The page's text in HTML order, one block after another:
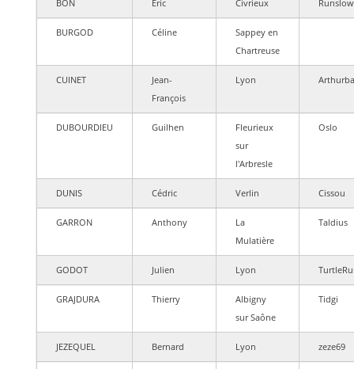
BON Eric Civrieux Runslow
BURGOD Céline
Sappey en
Chartreuse
CUINET
Jean-
François
Lyon
DUBOURDIEU Guilhen
Fleurieux
sur
l'Arbresle
Oslo
DUNIS Cédric Verlin Cissou
GARRON Anthony
La
Mulatière
Taldius
GODOT Julien Lyon
GRAJDURA Thierry
Albigny
sur Saône
Tidgi
JEZEQUEL Bernard Lyon zeze69